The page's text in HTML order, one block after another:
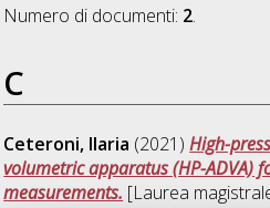
Numero di documenti: 2.
C
Ceteroni, Ilaria (2021)High-
volumetric apparatus (HP-ADVA)
measurements. [Laurea